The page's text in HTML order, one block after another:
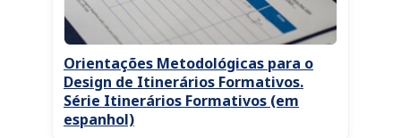
Orientações Metodológicas para o
Design de Itinerários Formativos.
Série Itinerários Formativos (em
espanhol)